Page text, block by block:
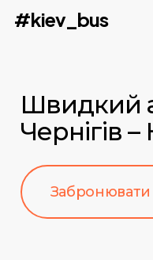
Skip#kiev_bus
Швидкий
Чернігів
Забронювати